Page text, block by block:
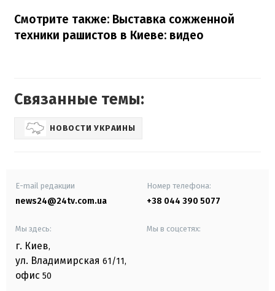
Смотрите также: Выставка сожженной
техники рашистов в Киеве: видео
Связанные темы:
НОВОСТИ УКРАИНЫ
E-mail редакции
news24@24tv.com.ua
Номер телефона:
+38 044 390 5077
Мы здесь:
г. Киев,
ул. Владимирская 61/11,
офис 50
Мы в соцсетях: